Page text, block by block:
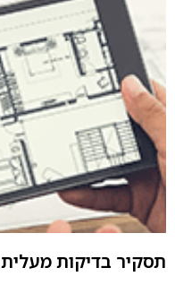
תסקיר בדיקות מעלית